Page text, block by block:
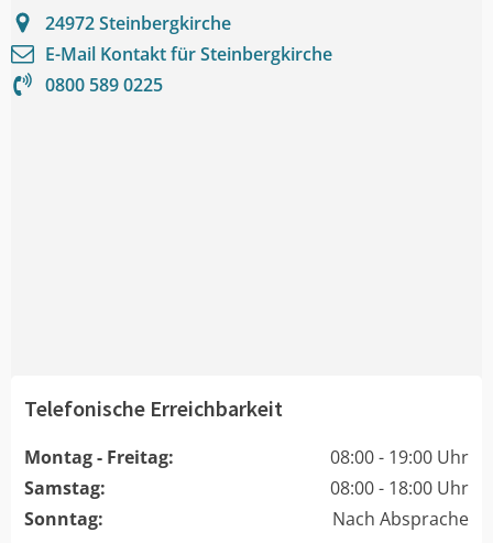
24972Steinbergkirche
E-Mail Kontakt fürSteinbergkirche
0800 589 0225
Telefonische Erreichbarkeit
Montag - Freitag:
08:00 - 19:00 Uhr
Samstag:
08:00 - 18:00 Uhr
Sonntag:
Nach Absprache